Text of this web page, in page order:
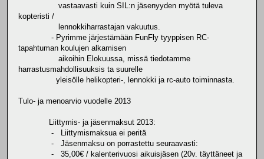
vastaavasti kuin SIL:n jäsenyyden myötä tuleva
kopteristi /
lennokkiharrastajan vakuutus.
- Pyrimme järjestämään FunFly tyyppisen RC-
tapahtuman koulujen alkamisen
aikoihin Elokuussa, missä tiedotamme
harrastusmahdollisuuksis ta suurelle
yleisölle helikopteri-, lennokki ja rc-auto toiminnasta.
Tulo- ja menoarvio vuodelle 2013
Liittymis- ja jäsenmaksut 2013:
- Liittymismaksua ei peritä
- Jäsenmaksu on porrastettu seuraavasti:
- 35,00€ / kalenterivuosi aikuisjäsen (20v. täyttäneet ja